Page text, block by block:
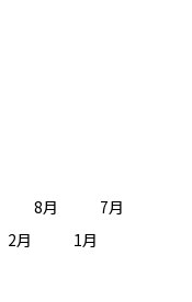
8月
7月
2月
1月